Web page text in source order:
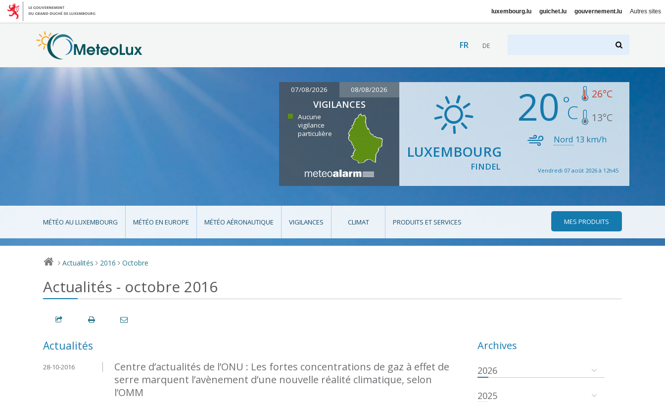
luxembourg.lu guichet.lu gouvernement.lu Autres sites
FR DE
07/08/2026 08/08/2026
VIGILANCES
Aucune
vigilance
particulière
LUXEMBOURG
FINDEL
20 26°C
13°C
Nord 13 km/h
Vendredi 07 août 2026 à 12h45
MÉTÉO AU LUXEMBOURG MÉTÉO EN EUROPE MÉTÉO AÉRONAUTIQUE VIGILANCES CLIMAT PRODUITS ET SERVICES MES PRODUITS
> Actualités > 2016 > Octobre
Actualités - octobre 2016
Actualités
Centre d’actualités de l’ONU : Les fortes concentrations de gaz à effet de
serre marquent l’avènement d’une nouvelle réalité climatique, selon
l’OMM
28-10-2016
Archives
2026
2025